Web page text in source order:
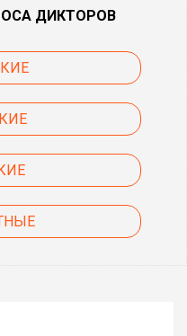
ДИКТОРОВ